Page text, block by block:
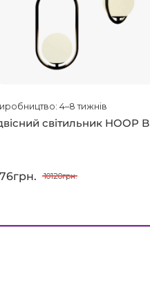
4–8 тижнів
світильник HOOP B
10120грн.